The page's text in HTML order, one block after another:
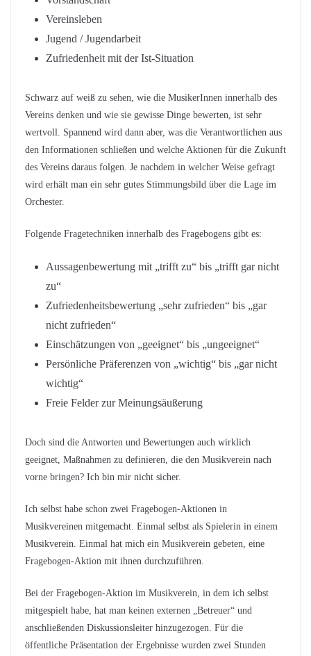
Vereinsleben
Jugend / Jugendarbeit
Zufriedenheit mit der Ist-Situation
Schwarz auf weiß zu sehen, wie die MusikerInnen innerhalb des
Vereins denken und wie sie gewisse Dinge bewerten, ist sehr
wertvoll. Spannend wird dann aber, was die Verantwortlichen aus
den Informationen schließen und welche Aktionen für die Zukunft
des Vereins daraus folgen. Je nachdem in welcher Weise gefragt
wird erhält man ein sehr gutes Stimmungsbild über die Lage im
Orchester.
Folgende Fragetechniken innerhalb des Fragebogens gibt es:
Aussagenbewertung mit „trifft zu“ bis „trifft gar nicht
zu“
Zufriedenheitsbewertung „sehr zufrieden“ bis „gar
nicht zufrieden“
Einschätzungen von „geeignet“ bis „ungeeignet“
Persönliche Präferenzen von „wichtig“ bis „gar nicht
wichtig“
Freie Felder zur Meinungsäußerung
Doch sind die Antworten und Bewertungen auch wirklich
geeignet, Maßnahmen zu definieren, die den Musikverein nach
vorne bringen? Ich bin mir nicht sicher.
Ich selbst habe schon zwei Fragebogen-Aktionen in
Musikvereinen mitgemacht. Einmal selbst als Spielerin in einem
Musikverein. Einmal hat mich ein Musikverein gebeten, eine
Fragebogen-Aktion mit ihnen durchzuführen.
Bei der Fragebogen-Aktion im Musikverein, in dem ich selbst
mitgespielt habe, hat man keinen externen „Betreuer“ und
anschließenden Diskussionsleiter hinzugezogen. Für die
öffentliche Präsentation der Ergebnisse wurden zwei Stunden